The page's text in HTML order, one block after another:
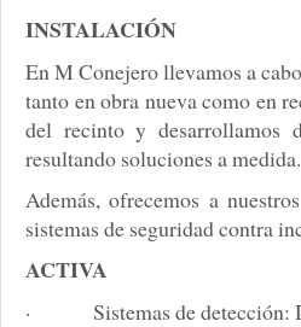
INSTALACIÓN
En M Conejero llevamos a
tanto en obra nueva como en
del recinto y desarrollamos
resultando soluciones a medida.
Además, ofrecemos a
sistemas de seguridad contra
ACTIVA
· Sistemas de detección: